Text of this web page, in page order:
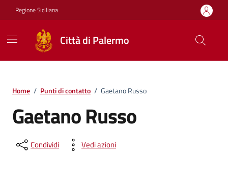
Vai ai contenuti
Vai al footer
Regione Siciliana
Città di Palermo
Home / Punti di contatto / Gaetano Russo
Gaetano Russo
Condividi Vedi azioni